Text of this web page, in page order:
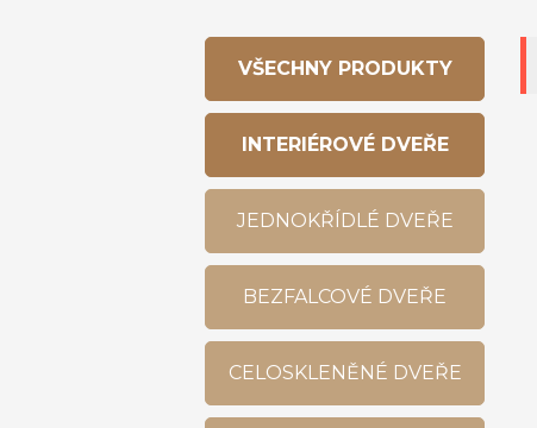
VŠECHNY PRODUKTY
INTERIÉROVÉ DVEŘE
JEDNOKŘÍDLÉ DVEŘE
BEZFALCOVÉ DVEŘE
CELOSKLENĚNÉ DVEŘE